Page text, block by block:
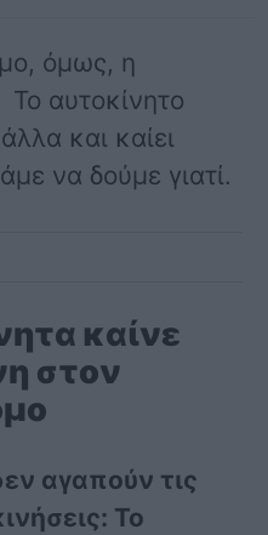
όμως, η
αυτοκίνητο
και καίει
να δούμε γιατί.
καίνε
στον
αγαπούν τις
Το